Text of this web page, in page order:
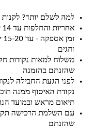
למה לשלם יותר? לקנות
אחריות והחלפות עד 14 ימים מקבלת המוצר
וחגים
משלוח למאות נקודות
שהזנתם בהזמנה
לפני הגעת החבילה
נקודת האיסוף ממנה
תיאום מראש ובמועד
עם השלמת הרכישה
שהזנתם